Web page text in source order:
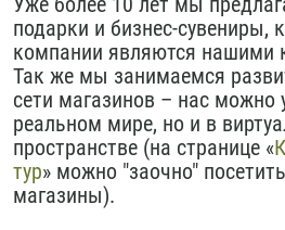
подарки и бизнес-сувениры,
компании являются нашими
Так же мы занимаемся
сети магазинов – нас можно
реальном мире, но и в
пространстве (на странице «
тур» можно "заочно"
магазины).